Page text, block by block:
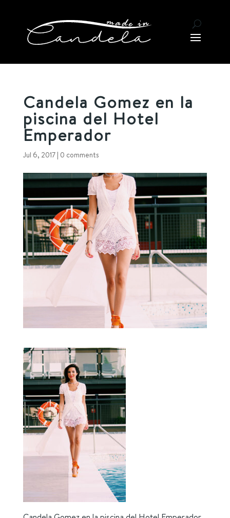
Candela Gomez en la
piscina del Hotel
Emperador
Jul 6, 2017| 0 comments